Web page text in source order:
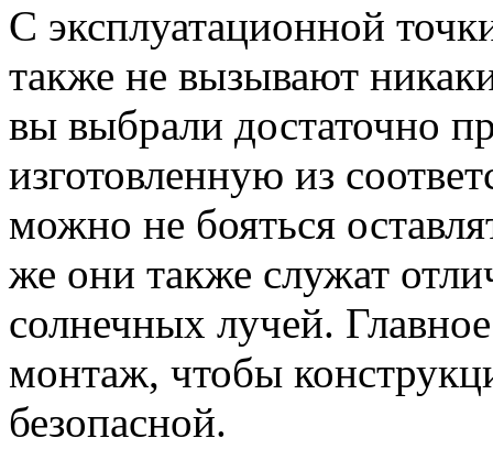
С эксплуатационной
также не вызывают
вы выбрали достаточно
изготовленную из
можно не бояться
же они также служат
солнечных лучей.
монтаж, чтобы
безопасной.